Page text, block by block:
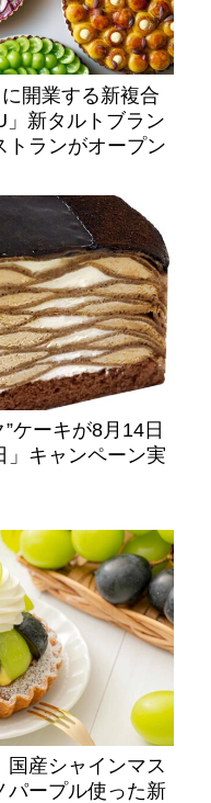
開業する新複合
」新タルトブラン
トランがオープン
ケーキが8月14日
」キャンペーン実
産シャインマス
パープル使った新